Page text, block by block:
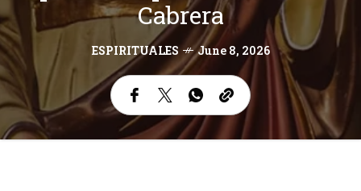
Cabrera
ESPIRITUALES June 8, 2026